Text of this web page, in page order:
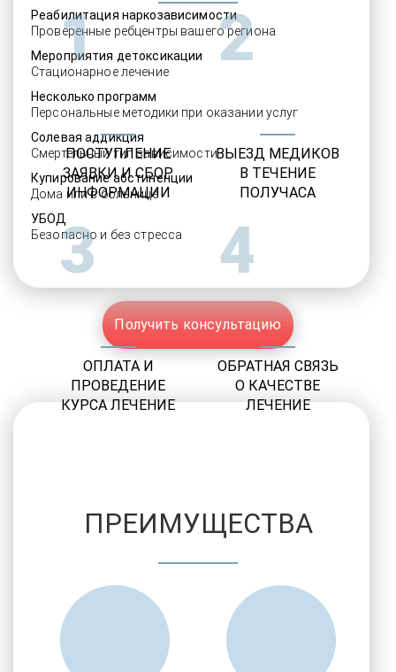
Реабилитация наркозависимости
Проверенные ребцентры вашего региона
Мероприятия детоксикации
Стационарное лечение
Несколько программ
Персональные методики при оказании услуг
Солевая аддикция
Смертельный тип зависимости
Купирование абстиненции
Дома или в больнице
УБОД
Безопасно и без стресса
Получить консультацию
1
ПОСТУПЛЕНИЕ
ЗАЯВКИ И СБОР
ИНФОРМАЦИИ
2
ВЫЕЗД МЕДИКОВ
В ТЕЧЕНИЕ
ПОЛУЧАСА
3
ОПЛАТА И
ПРОВЕДЕНИЕ
КУРСА ЛЕЧЕНИЕ
4
ОБРАТНАЯ СВЯЗЬ
О КАЧЕСТВЕ
ЛЕЧЕНИЕ
ПРЕИМУЩЕСТВА